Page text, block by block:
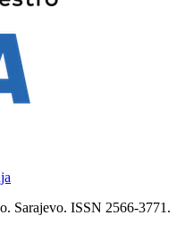
Sarajevo. ISSN 2566-3771.